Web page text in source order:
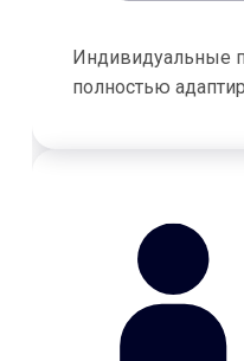
Индивидуальные
полностью